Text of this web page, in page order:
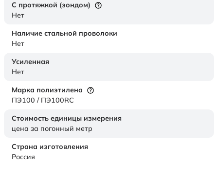
С протяжкой (зондом)
Нет
Наличие стальной проволоки
Нет
Усиленная
Нет
Марка полиэтилена
ПЭ100 / ПЭ100RC
Стоимость единицы измерения
цена за погонный метр
Страна изготовления
Россия